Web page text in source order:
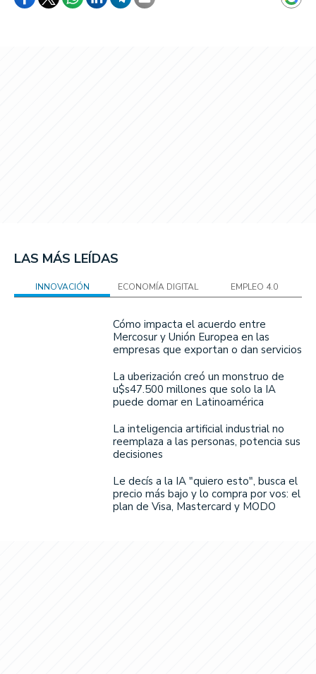
LAS MÁS LEÍDAS
INNOVACIÓN ECONOMÍA DIGITAL EMPLEO 4.0
Cómo impacta el acuerdo entre
Mercosur y Unión Europea en las
empresas que exportan o dan servicios
La uberización creó un monstruo de
u$s47.500 millones que solo la IA
puede domar en Latinoamérica
La inteligencia artificial industrial no
reemplaza a las personas, potencia sus
decisiones
Le decís a la IA "quiero esto", busca el
precio más bajo y lo compra por vos: el
plan de Visa, Mastercard y MODO